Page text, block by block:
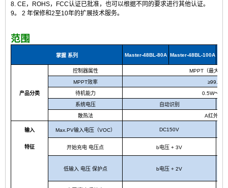
8. CE，ROHS，FCC认证已批准，也可以根据不同的要求进行其他认证。
9。
2 年保修和2至10年的扩展技术服务。
范围
掌握系列 Master-48BL-80A Master-48BL-100A
产品分类
控制器属性
MPPT（最大功
MPPT效率
≥99.5％
待机能力
0.5W〜
系统电压
自动识别
散热法
A红外冷却
输入 Max.PV输入电压（VOC） DC150V
特征 开始充电 电压点 b电压 + 3V
低输入 电压 保护点 b电压 + 2V